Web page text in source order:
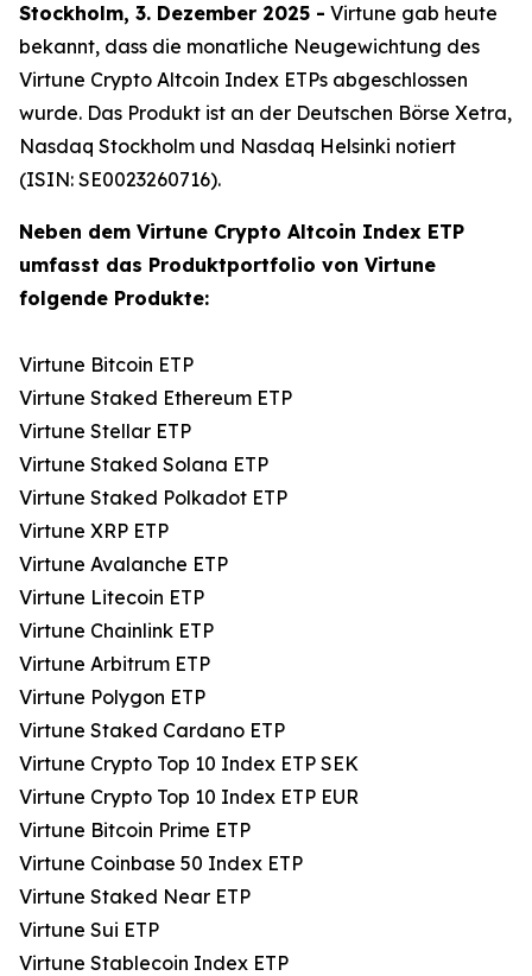
Stockholm, 3. Dezember 2025 - Virtune gab heute
bekannt, dass die monatliche Neugewichtung des
Virtune Crypto Altcoin Index ETPs abgeschlossen
wurde. Das Produkt ist an der Deutschen Börse Xetra,
Nasdaq Stockholm und Nasdaq Helsinki notiert
(ISIN: SE0023260716).
Neben dem Virtune Crypto Altcoin Index ETP
umfasst das Produktportfolio von Virtune
folgende Produkte:
Virtune Bitcoin ETP
Virtune Staked Ethereum ETP
Virtune Stellar ETP
Virtune Staked Solana ETP
Virtune Staked Polkadot ETP
Virtune XRP ETP
Virtune Avalanche ETP
Virtune Litecoin ETP
Virtune Chainlink ETP
Virtune Arbitrum ETP
Virtune Polygon ETP
Virtune Staked Cardano ETP
Virtune Crypto Top 10 Index ETP SEK
Virtune Crypto Top 10 Index ETP EUR
Virtune Bitcoin Prime ETP
Virtune Coinbase 50 Index ETP
Virtune Staked Near ETP
Virtune Sui ETP
Virtune Stablecoin Index ETP